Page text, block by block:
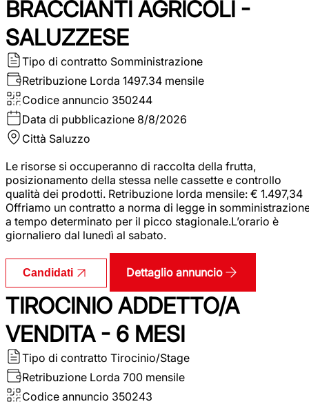
BRACCIANTI AGRICOLI -
SALUZZESE
Tipo di contratto Somministrazione
Retribuzione Lorda 1497.34 mensile
Codice annuncio 350244
Data di pubblicazione 8/8/2026
Città Saluzzo
Le risorse si occuperanno di raccolta della frutta,
posizionamento della stessa nelle cassette e controllo
qualità dei prodotti. Retribuzione lorda mensile: € 1.497,34
Offriamo un contratto a norma di legge in
a tempo determinato per il picco stagionale.L’orario è
giornaliero dal lunedì al sabato.
Candidati Dettaglio annuncio
TIROCINIO ADDETTO/A
VENDITA - 6 MESI
Tipo di contratto Tirocinio/Stage
Retribuzione Lorda 700 mensile
Codice annuncio 350243